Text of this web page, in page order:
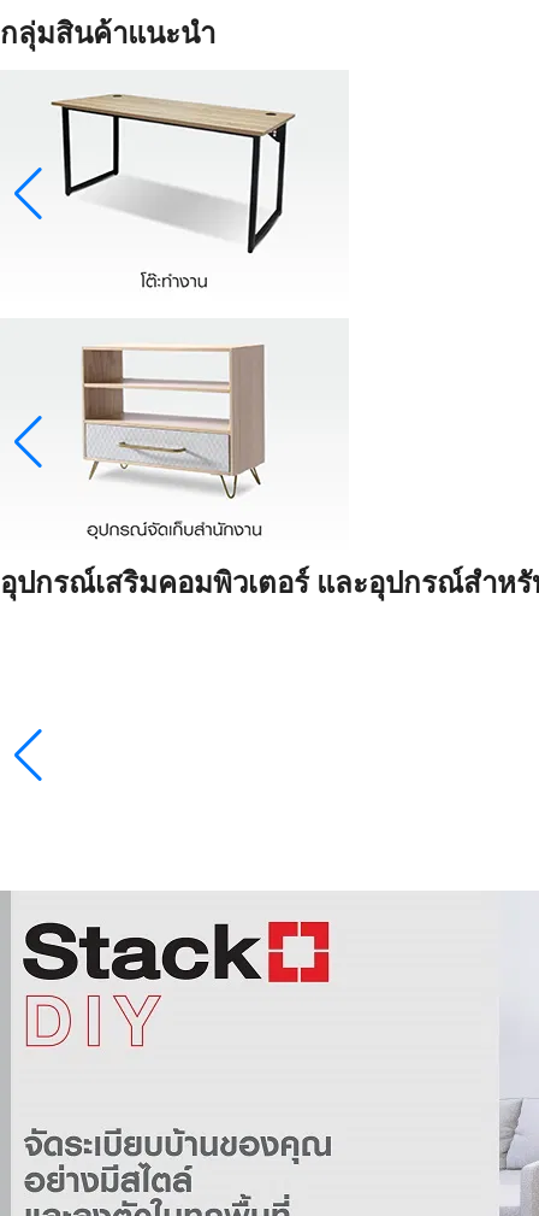
กลุ่มสินค้าแนะนำ
อุปกรณ์เสริมคอมพิวเตอร์ และอุปกรณ์สำหรั